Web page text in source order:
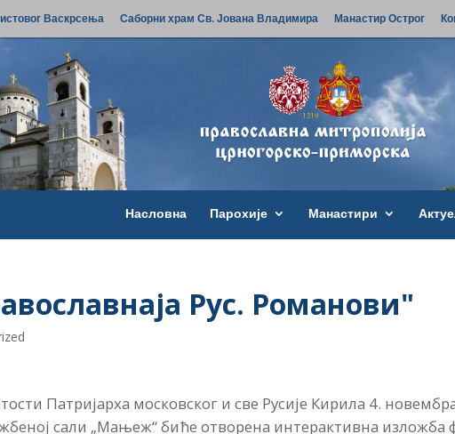
Васкрсења Саборни храм Св. Јована Владимира Манастир Острог
Насловна Парохије Манастири
Рус. Романови"
Патријарха московског и све Русије Кирила 4.
сали „Мањеж“ биће отворена интерактивна изложба